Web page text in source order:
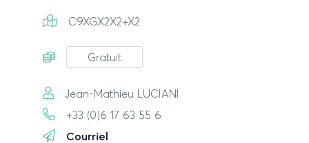
C9XGX2X2+X2
Gratuit
Jean-Mathieu LUCIANI
+33 (0)6 17 63 55 6
Courriel